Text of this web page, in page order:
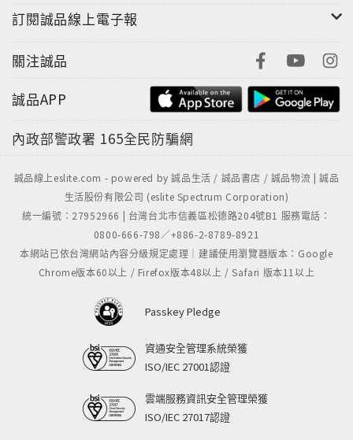
訂閱誠品線上電子報
關注誠品
誠品APP
內政部警政署 165全民防騙網
誠品線上eslite.com - powered by 誠品生活 / 誠品書店 / 誠品物流 | 誠品
生活股份有限公司 (eslite Spectrum Corporation)
統一編號：27952966 | 台灣台北市信義區松德路204號B1 服務電話：
0800-666-798／+886-2-8789-8921
本網站已依台灣網站內容分級規定處理｜建議使用瀏覽器版本：Google
Chrome版本60以上 / Firefox版本48以上 / Safari 版本11以上
Passkey Pledge
資通安全管理系統榮獲
ISO/IEC 27001認證
雲端服務資訊安全管理榮獲
ISO/IEC 27017認證